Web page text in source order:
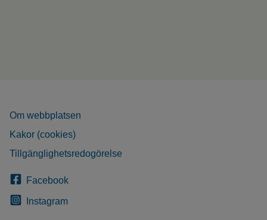
Om webbplatsen
Kakor (cookies)
Tillgänglighetsredogörelse
Facebook
Instagram